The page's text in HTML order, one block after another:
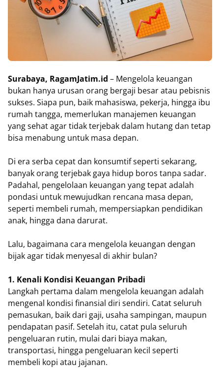
Surabaya, RagamJatim.id – Mengelola keuangan
bukan hanya urusan orang bergaji besar atau pebisnis
sukses. Siapa pun, baik mahasiswa, pekerja, hingga ibu
rumah tangga, memerlukan manajemen keuangan
yang sehat agar tidak terjebak dalam hutang dan tetap
bisa menabung untuk masa depan.
Di era serba cepat dan konsumtif seperti sekarang,
banyak orang terjebak gaya hidup boros tanpa sadar.
Padahal, pengelolaan keuangan yang tepat adalah
pondasi untuk mewujudkan rencana masa depan,
seperti membeli rumah, mempersiapkan pendidikan
anak, hingga dana darurat.
Lalu, bagaimana cara mengelola keuangan dengan
bijak agar tidak menyesal di akhir bulan?
1. Kenali Kondisi Keuangan Pribadi
Langkah pertama dalam mengelola keuangan adalah
mengenal kondisi finansial diri sendiri. Catat seluruh
pemasukan, baik dari gaji, usaha sampingan, maupun
pendapatan pasif. Setelah itu, catat pula seluruh
pengeluaran rutin, mulai dari biaya makan,
transportasi, hingga pengeluaran kecil seperti
membeli kopi atau jajanan.